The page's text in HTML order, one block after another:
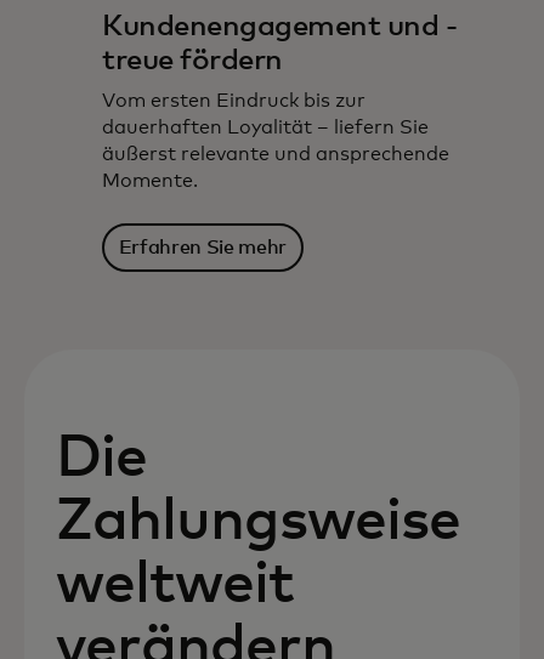
Kundenengagement und -
treue fördern
Vom ersten Eindruck bis zur
dauerhaften Loyalität – liefern Sie
äußerst relevante und ansprechende
Momente.
Erfahren Sie mehr
Die
Zahlungsweise
weltweit